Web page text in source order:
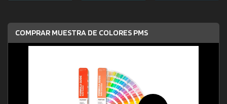
COMPRAR MUESTRA DE COLORES PMS